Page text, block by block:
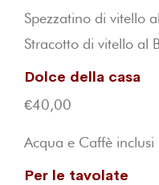
Spezzatino di vitello
Stracotto di vitello al
Dolce della casa
€40,00
Acqua e Caffè inclusi
Per le tavolate